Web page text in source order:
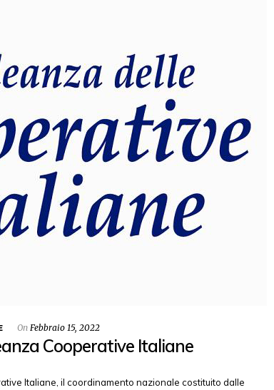
On Febbraio 15, 2022
Cooperative Italiane
Italiane, il coordinamento nazionale costituito dalle